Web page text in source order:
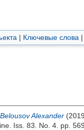
| Ключевые слова |
Belousov Alexander
Iss. 83. No. 4. pp.